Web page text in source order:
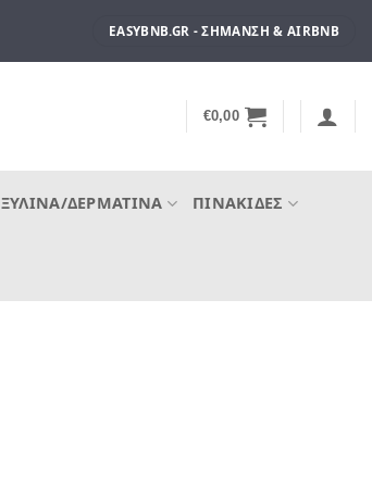
EASYBNB.GR - ΣΉΜΑΝΣΗ & AIRBNB
€0,00
ΞΎΛΙΝΑ/ΔΕΡΜΆΤΙΝΑ ΠΙΝΑΚΊΔΕΣ